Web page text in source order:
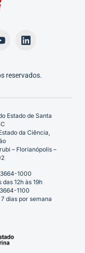
reservados.
Estado de Santa
da Ciência,
– Florianópolis –
1000
12h às 19h
1100
dias por semana